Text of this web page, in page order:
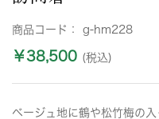
商品コード： g-hm228
￥38,500 (税込)
ベージュ地に鶴や松竹梅の